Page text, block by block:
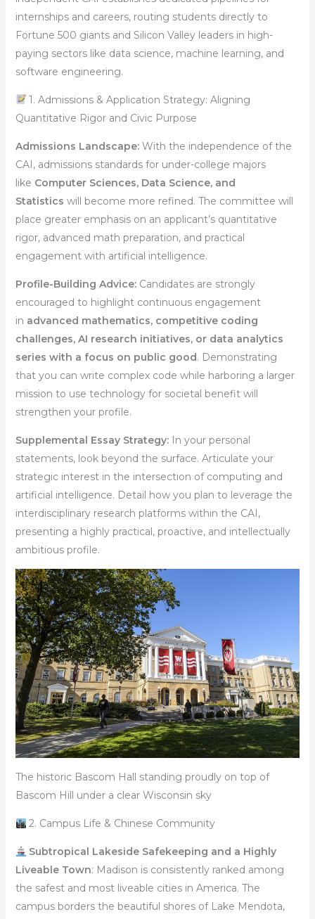
internships and careers, routing students directly to
Fortune 500 giants and Silicon Valley leaders in high-
paying sectors like data science, machine learning, and
software engineering.
1. Admissions & Application Strategy: Aligning
Quantitative Rigor and Civic Purpose
Admissions Landscape:With the independence of the
CAI, admissions standards for under-college majors
like Computer Sciences, Data Science, and
Statistics will become more refined. The committee will
place greater emphasis on an applicant’s quantitative
rigor, advanced math preparation, and practical
engagement with artificial intelligence.
Profile-Building Advice:Candidates are strongly
encouraged to highlight continuous engagement
in advanced mathematics, competitive coding
challenges, AI research initiatives, or data analytics
series with a focus on public good. Demonstrating
that you can write complex code while harboring a larger
mission to use technology for societal benefit will
strengthen your profile.
Supplemental Essay Strategy:In your personal
statements, look beyond the surface. Articulate your
strategic interest in the intersection of computing and
artificial intelligence. Detail how you plan to leverage the
interdisciplinary research platforms within the CAI,
presenting a highly practical, proactive, and intellectually
ambitious profile.
The historic Bascom Hall standing proudly on top of
Bascom Hill under a clear Wisconsin sky
2. Campus Life & Chinese Community
Subtropical Lakeside Safekeeping and a Highly
Liveable Town: Madison is consistently ranked among
the safest and most liveable cities in America. The
campus borders the beautiful shores of Lake Mendota,